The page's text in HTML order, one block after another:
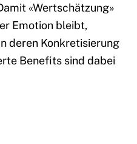
«Wertschätzung»
Emotion bleibt,
deren Konkretisierung
Benefits sind dabei